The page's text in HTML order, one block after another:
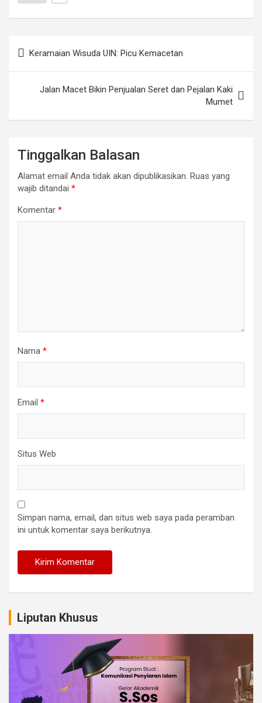
Navigasi
Keramaian Wisuda UIN: Picu Kemacetan
Jalan Macet Bikin Penjualan Seret dan Pejalan Kaki
Mumet
Tinggalkan Balasan
Alamat email Anda tidak akan dipublikasikan. Ruas yang
wajib ditandai *
Komentar *
Nama *
Email *
Situs Web
Simpan nama, email, dan situs web saya pada peramban
ini untuk komentar saya berikutnya.
Liputan Khusus